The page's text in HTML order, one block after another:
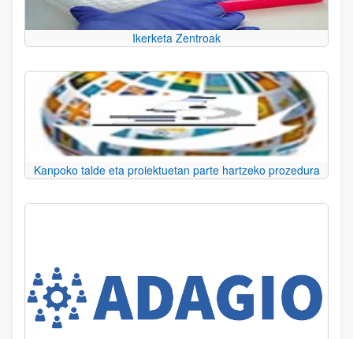
Ikerketa Zentroak
Kanpoko talde eta proiektuetan parte hartzeko prozedura